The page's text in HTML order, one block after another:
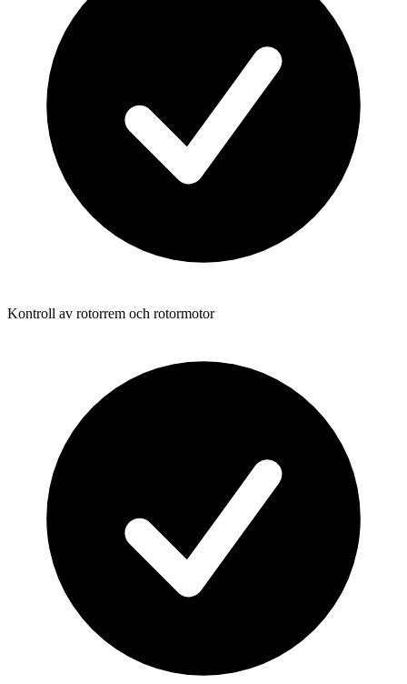
Kontroll av rotorrem och rotormotor